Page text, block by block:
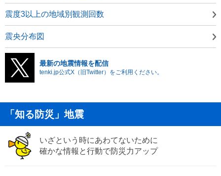
震度3以上の地域別観測回数
震央分布図
最新の地震情報を配信
tenki.jp公式X（旧Twitter）をご利用ください。
「知る防災」地震
いざという時にあわてないために
確かな情報と行動で防災力アップ